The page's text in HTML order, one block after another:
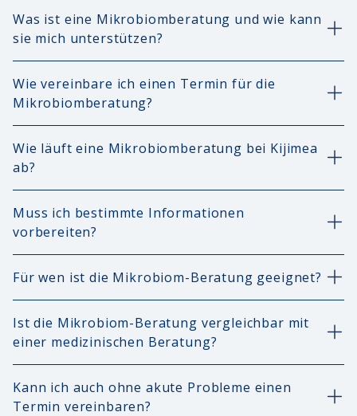
Was ist eine Mikrobiomberatung und wie kann
sie mich unterstützen?
Wie vereinbare ich einen Termin für die
Mikrobiomberatung?
Wie läuft eine Mikrobiomberatung bei Kijimea
ab?
Muss ich bestimmte Informationen
vorbereiten?
Für wen ist die Mikrobiom-Beratung geeignet?
Ist die Mikrobiom-Beratung vergleichbar mit
einer medizinischen Beratung?
Kann ich auch ohne akute Probleme einen
Termin vereinbaren?